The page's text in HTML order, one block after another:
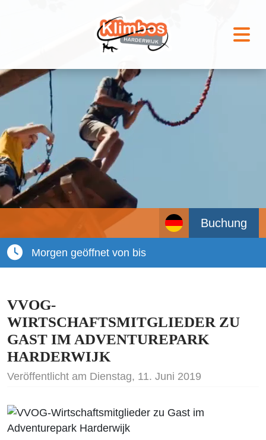
Buchung
Morgen geöffnet von bis
VVOG-
WIRTSCHAFTSMITGLIEDER ZU
GAST IM ADVENTUREPARK
HARDERWIJK
Veröffentlicht am Dienstag, 11. Juni 2019